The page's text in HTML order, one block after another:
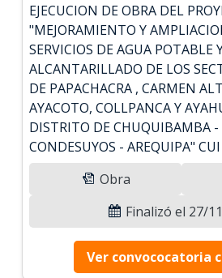
EJECUCION DE OBRA DEL
"MEJORAMIENTO Y
SERVICIOS DE AGUA POTABLE
ALCANTARILLADO DE LOS
DE PAPACHACRA , CARMEN
AYACOTO, COLLPANCA Y
DISTRITO DE CHUQUIBAMBA -
CONDESUYOS - AREQUIPA"
Obra
Finalizó el 27/
Ver convococatoria